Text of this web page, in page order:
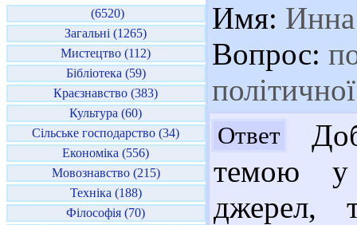
(6520)
Загальні (1265)
Мистецтво (112)
Бібліотека (59)
Краєзнавство (383)
Культура (60)
Сільське господарство (34)
Економіка (556)
Мовознавство (215)
Техніка (188)
Філософія (70)
Имя: Инна
Вопрос:
Ответ
темою у
джерел,